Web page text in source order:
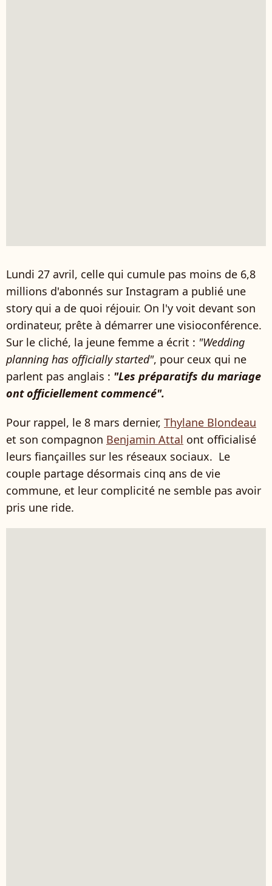
Lundi 27 avril, celle qui cumule pas moins de 6,8
millions d'abonnés sur Instagram a publié une
story qui a de quoi réjouir. On l'y voit devant son
ordinateur, prête à démarrer une visioconférence.
Sur le cliché, la jeune femme a écrit : "Wedding
planning has officially started", pour ceux qui ne
parlent pas anglais : "Les préparatifs du mariage
ont officiellement commencé".
Pour rappel, le 8 mars dernier, Thylane Blondeau
et son compagnon Benjamin Attal ont officialisé
leurs fiançailles sur les réseaux sociaux. Le
couple partage désormais cinq ans de vie
commune, et leur complicité ne semble pas avoir
pris une ride.